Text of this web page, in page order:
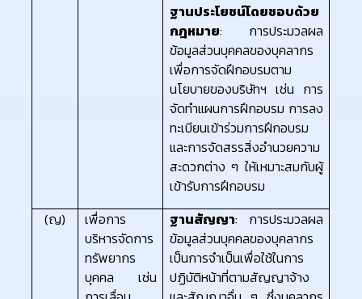
ฐานประโยชน์โดยชอบด้วย
กฎหมาย: การประมวลผล
ข้อมูลส่วนบุคคลของบุคลากร
เพื่อการจัดฝึกอบรมตาม
นโยบายของบริษัทฯ เช่น การ
จัดทำแผนการฝึกอบรม การลง
ทะเบียนเข้าร่วมการฝึกอบรม
และการจัดสรรสิ่งอำนวยความ
สะดวกต่าง ๆ ให้เหมาะสมกับผู้
เข้ารับการฝึกอบรม
(ญ)
เพื่อการ
บริหารจัดการ
ทรัพยากร
บุคคล เช่น
ฐานสัญญา: การประมวลผล
ข้อมูลส่วนบุคคลของบุคลากร
เป็นการจำเป็นเพื่อใช้ในการ
ปฏิบัติหน้าที่ตามสัญญาจ้าง